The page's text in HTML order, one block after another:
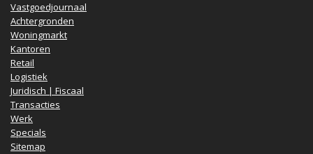
Vastgoedjournaal
Achtergronden
Woningmarkt
Kantoren
Retail
Logistiek
Juridisch | Fiscaal
Transacties
Werk
Specials
Sitemap